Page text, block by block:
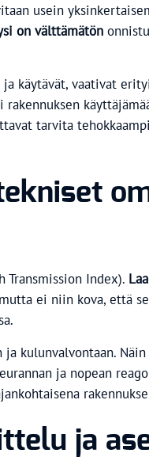
usein
on välttämätön
käytävät, vaativat
tarvita
Index).
ei niin kova, että
kulunvalvontaan.
ja nopean
ja